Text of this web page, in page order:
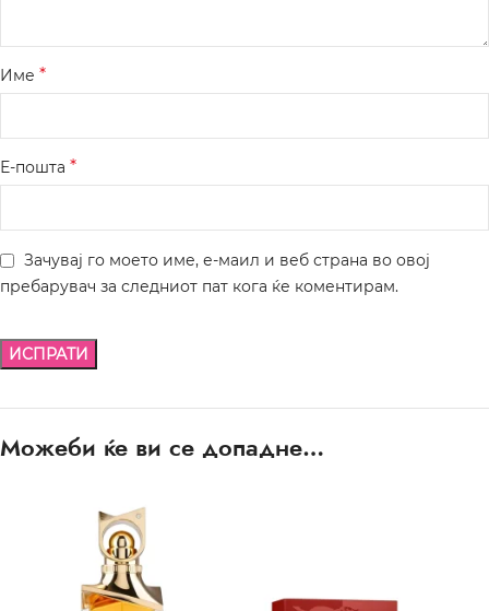
Име *
Е-пошта *
Зачувај го моето име, е-маил и веб страна во овој
пребарувач за следниот пат кога ќе коментирам.
Можеби ќе ви се допадне…